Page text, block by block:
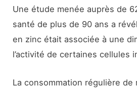
Une étude menée auprès de
santé de plus de 90 ans a
en zinc était associée à une
l’activité de certaines cellules
La consommation régulière de